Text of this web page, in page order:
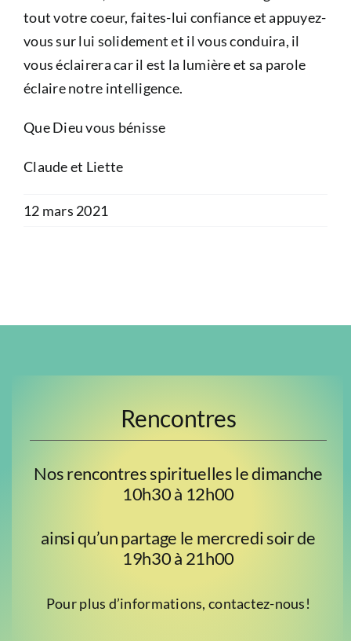
tout votre coeur, faites-lui confiance et appuyez-
vous sur lui solidement et il vous conduira, il
vous éclairera car il est la lumière et sa parole
éclaire notre intelligence.
Que Dieu vous bénisse
Claude et Liette
12 mars 2021
Rencontres
Nos rencontres spirituelles le dimanche
10h30 à 12h00
ainsi qu’un partage le mercredi soir de
19h30 à 21h00
Pour plus d’informations, contactez-nous!